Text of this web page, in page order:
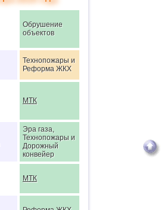
Обрушение
объектов
Технопожары и
Реформа ЖКХ
МТК
Эра газа,
Технопожары и
Дорожный
конвейер
МТК